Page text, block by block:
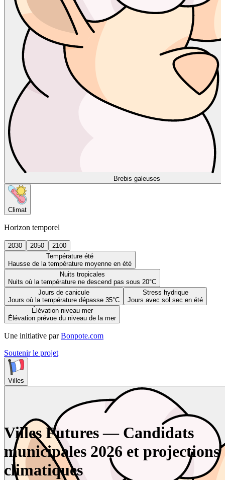
Brebis galeuses
Climat
Horizon temporel
2030 2050
2100
Température été
Hausse de la température moyenne en été
Nuits tropicales
Nuits où la température ne descend pas sous 20°C
Jours de canicule
Jours où la température dépasse 35°C
Stress hydrique
Jours avec sol sec en été
Élévation niveau mer
Élévation prévue du niveau de la mer
Une initiative par Bonpote.com
Soutenir le projet
Villes
Villes Futures — Candidats
municipales 2026 et projections
climatiques